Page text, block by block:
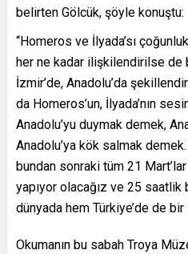
belirten Gölcük, şöyle konuştu:
“Homeros ve İlyada’sı
her ne kadar ilişkilendirilse de
İzmir’de, Anadolu’da
da Homeros’un, İlyada’nın
Anadolu’yu duymak demek,
Anadolu’ya kök salmak
bundan sonraki tüm 21
yapıyor olacağız ve 25 saatlik
dünyada hem Türkiye’de de
Okumanın bu sabah Troya